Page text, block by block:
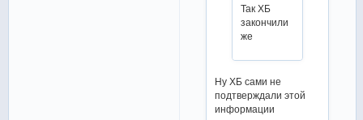
Так ХБ
закончили
же
Ну ХБ сами не
подтверждали этой
информации